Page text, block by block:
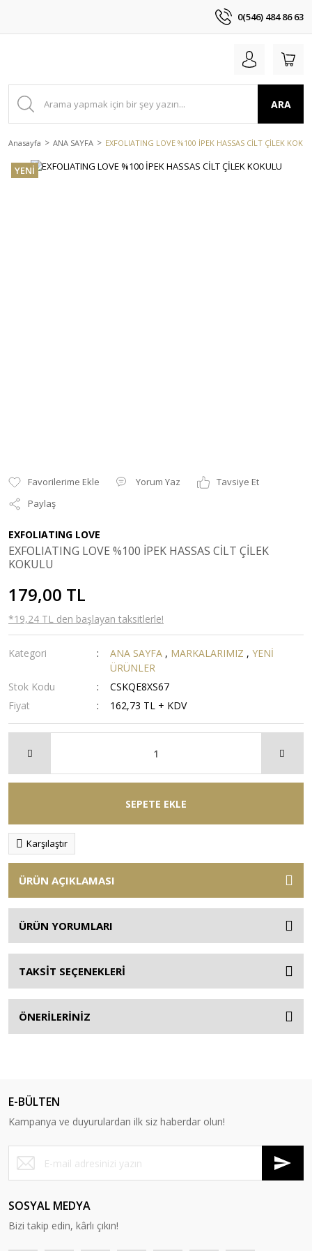
0(546) 484 86 63
ARA
Anasayfa ANA SAYFA EXFOLIATING LOVE %100 İPEK HASSAS CİLT ÇİLEK
YENİ
Yorum Yaz
Tavsiye Et
Paylaş
EXFOLIATING LOVE
EXFOLIATING LOVE %100 İPEK HASSAS CİLT ÇİLEK
KOKULU
179,00 TL
*19,24 TL den başlayan taksitlerle!
Kategori ANA SAYFA , MARKALARIMIZ ,YENİ
ÜRÜNLER
Stok Kodu
CSKQE8XS67
Fiyat
162,73 TL + KDV
SEPETE EKLE
Karşılaştır
ÜRÜN AÇIKLAMASI
ÜRÜN YORUMLARI
TAKSİT SEÇENEKLERİ
ÖNERİLERİNİZ
E-BÜLTEN
Kampanya ve duyurulardan ilk siz haberdar olun!
SOSYAL MEDYA
Bizi takip edin, kârlı çıkın!